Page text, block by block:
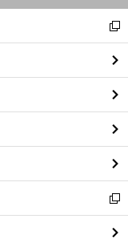
閉
る
新
し
い
ウ
ィ
ン
ド
ウ
で
開
く
新
し
い